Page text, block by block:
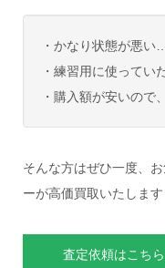
・かなり状態が悪い
・練習用に使ってい
・購入額が安いの
そんな方はぜひ一度、
ーが高価買取いたします
査定依頼はこちら